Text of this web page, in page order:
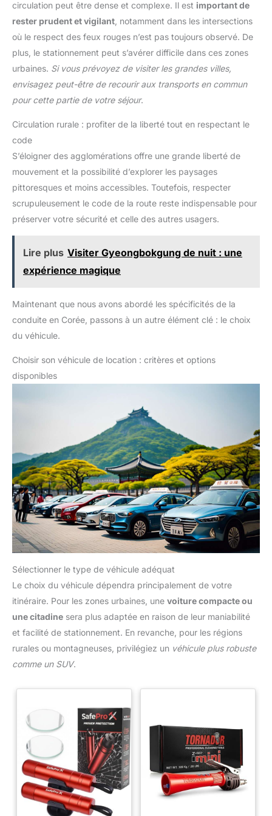
circulation peut être dense et complexe. Il est important de
rester prudent et vigilant , notamment dans les intersections
où le respect des feux rouges n’est pas toujours observé. De
plus, le stationnement peut s’avérer difficile dans ces zones
urbaines. Si vous prévoyez de visiter les grandes villes,
envisagez peut-être de recourir aux transports en commun
pour cette partie de votre séjour.
Circulation rurale : profiter de la liberté tout en respectant le
code
S’éloigner des agglomérations offre une grande liberté de
mouvement et la possibilité d’explorer les paysages
pittoresques et moins accessibles. Toutefois, respecter
scrupuleusement le code de la route reste indispensable pour
préserver votre sécurité et celle des autres usagers.
Lire plus Visiter Gyeongbokgung de nuit : une
expérience magique
Maintenant que nous avons abordé les spécificités de la
conduite en Corée, passons à un autre élément clé : le choix
du véhicule.
Choisir son véhicule de location : critères et options
disponibles
Sélectionner le type de véhicule adéquat
Le choix du véhicule dépendra principalement de votre
itinéraire. Pour les zones urbaines, une voiture compacte ou
une citadine sera plus adaptée en raison de leur maniabilité
et facilité de stationnement. En revanche, pour les régions
rurales ou montagneuses, privilégiez un véhicule plus robuste
comme un SUV.